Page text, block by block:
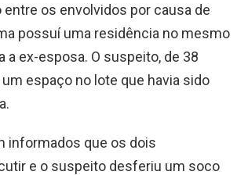
os envolvidos por causa de
possuí uma residência no mesmo
a ex-esposa. O suspeito, de 38
espaço no lote que havia sido
informados que os dois
e o suspeito desferiu um soco